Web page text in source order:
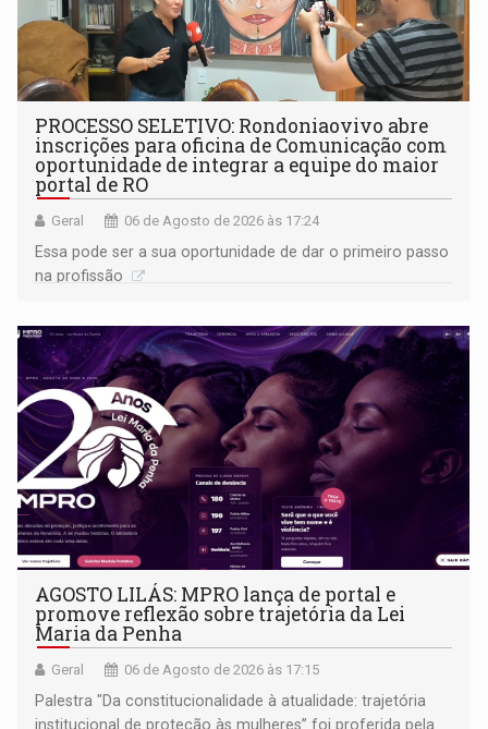
PROCESSO SELETIVO: Rondoniaovivo abre
inscrições para oficina de Comunicação com
oportunidade de integrar a equipe do maior
portal de RO
Geral 06 de Agosto de 2026 às 17:24
Essa pode ser a sua oportunidade de dar o primeiro passo
na profissão
AGOSTO LILÁS: MPRO lança de portal e
promove reflexão sobre trajetória da Lei
Maria da Penha
Geral 06 de Agosto de 2026 às 17:15
Palestra "Da constitucionalidade à atualidade: trajetória
institucional de proteção às mulheres” foi proferida pela